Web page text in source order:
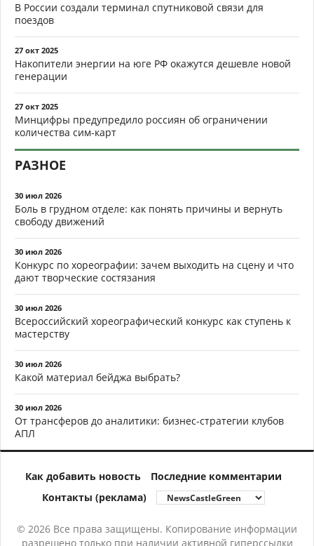
В России создали терминал спутниковой связи для
поездов
27 окт 2025
Накопители энергии на юге РФ окажутся дешевле новой
генерации
27 окт 2025
Минцифры предупредило россиян об ограничении
количества сим-карт
РАЗНОЕ
30 июл 2026
Боль в грудном отделе: как понять причины и вернуть
свободу движений
30 июл 2026
Конкурс по хореографии: зачем выходить на сцену и что
дают творческие состязания
30 июл 2026
Всероссийский хореографический конкурс как ступень к
мастерству
30 июл 2026
Какой материал бейджа выбрать?
30 июл 2026
От трансферов до аналитики: бизнес-стратегии клубов
АПЛ
Как добавить новость
Последние комментарии
Контакты (реклама)
© 2026 Все права защищены. Копирование информации
разрешено только при наличии активной гиперссылки